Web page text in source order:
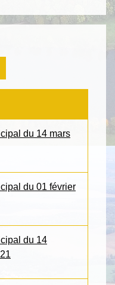
du 14 mars
du 01 février
du 14